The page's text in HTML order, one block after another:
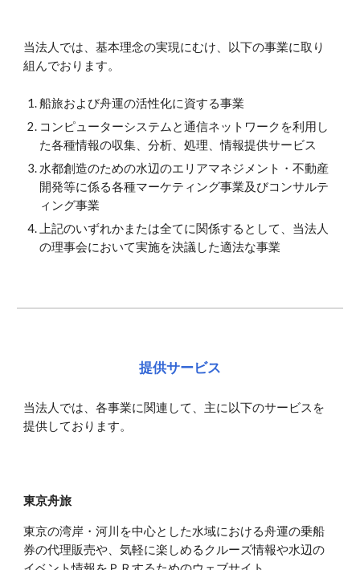
当法人では、基本理念の実現にむけ、以下の事業に取り
組んでおります。
船旅および舟運の活性化に資する事業
コンピューターシステムと通信ネットワークを利用し
た各種情報の収集、分析、処理、情報提供サービス
水都創造のための水辺のエリアマネジメント・不動産
開発等に係る各種マーケティング事業及びコンサルテ
ィング事業
上記のいずれかまたは全てに関係するとして、当法人
の理事会において実施を決議した適法な事業
提供サービス
当法人では、各事業に関連して、主に以下のサービスを
提供しております。
東京舟旅
東京の湾岸・河川を中心とした水域における舟運の乗船
券の代理販売や、気軽に楽しめるクルーズ情報や水辺の